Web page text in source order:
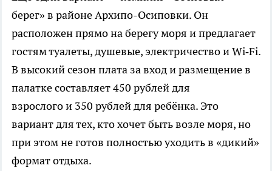
берег» в районе Архипо-Осиповки. Он
расположен прямо на берегу моря и предлагает
гостям туалеты, душевые, электричество и Wi‑Fi.
В высокий сезон плата за вход и размещение в
палатке составляет 450 рублей для
взрослого и 350 рублей для ребёнка. Это
вариант для тех, кто хочет быть возле моря, но
при этом не готов полностью уходить в «дикий»
формат отдыха.